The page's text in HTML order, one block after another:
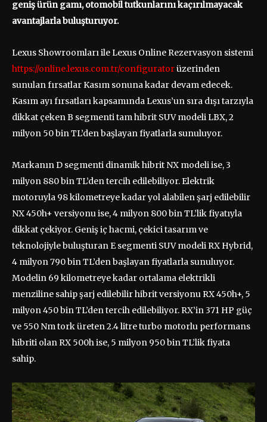
geniş ürün gamı, otomobil tutkunlarını kaçırılmayacak
avantajlarla buluşturuyor.
Lexus Showroomları ile Lexus Online Rezervasyon sistemi
https://online.lexus.com.tr/configuratorüzerinden
sunulan fırsatlar Kasım sonuna kadar devam edecek.
Kasım ayı fırsatları kapsamında Lexus’un sıra dışı tarzıyla
dikkat çeken B segmenti tam hibrit SUV modeli LBX, 2
milyon 50 bin TL’den başlayan fiyatlarla sunuluyor.
Markanın D segmenti dinamik hibrit NX modeli ise, 3
milyon 880 bin TL’den tercih edilebiliyor. Elektrik
motoruyla 98 kilometreye kadar yol alabilen şarj edilebilir
NX 450h+ versiyonu ise, 4 milyon 800 bin TL’lik fiyatıyla
dikkat çekiyor. Geniş iç hacmi, çekici tasarım ve
teknolojiyle buluşturan E segmenti SUV modeli RX Hybrid,
4 milyon 790 bin TL’den başlayan fiyatlarla sunuluyor.
Modelin 69 kilometreye kadar ortalama elektrikli
menziline sahip şarj edilebilir hibrit versiyonu RX 450h+, 5
milyon 450 bin TL’den tercih edilebiliyor. RX’in 371 HP güç
ve 550 Nm tork üreten 2.4 litre turbo motorlu performans
hibriti olan RX 500h ise, 5 milyon 950 bin TL’lik fiyata
sahip.